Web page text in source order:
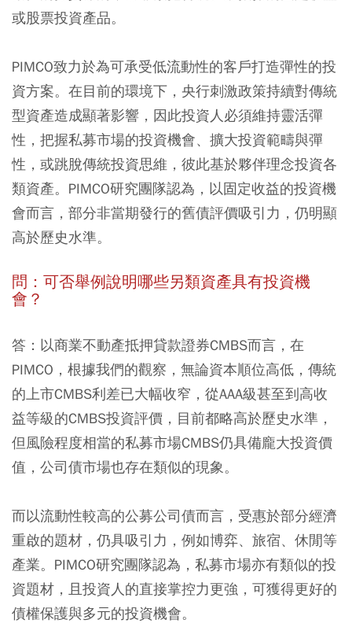
或股票投資產品。
PIMCO致力於為可承受低流動性的客戶打造彈性的投
資方案。在目前的環境下，央行刺激政策持續對傳統
型資產造成顯著影響，因此投資人必須維持靈活彈
性，把握私募市場的投資機會、擴大投資範疇與彈
性，或跳脫傳統投資思維，彼此基於夥伴理念投資各
類資產。PIMCO研究團隊認為，以固定收益的投資機
會而言，部分非當期發行的舊債評價吸引力，仍明顯
高於歷史水準。
問：可否舉例說明哪些另類資產具有投資機
會？
答：以商業不動產抵押貸款證券CMBS而言，在
PIMCO，根據我們的觀察，無論資本順位高低，傳統
的上市CMBS利差已大幅收窄，從AAA級甚至到高收
益等級的CMBS投資評價，目前都略高於歷史水準，
但風險程度相當的私募市場CMBS仍具備龐大投資價
值，公司債市場也存在類似的現象。
而以流動性較高的公募公司債而言，受惠於部分經濟
重啟的題材，仍具吸引力，例如博弈、旅宿、休閒等
產業。PIMCO研究團隊認為，私募市場亦有類似的投
資題材，且投資人的直接掌控力更強，可獲得更好的
債權保護與多元的投資機會。